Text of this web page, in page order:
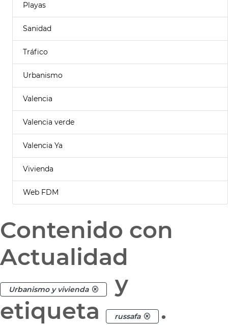
Playas
Sanidad
Tráfico
Urbanismo
Valencia
Valencia verde
Valencia Ya
Vivienda
Web FDM
Contenido con
Actualidad
Urbanismo y vivienda
y
etiqueta
russafa .